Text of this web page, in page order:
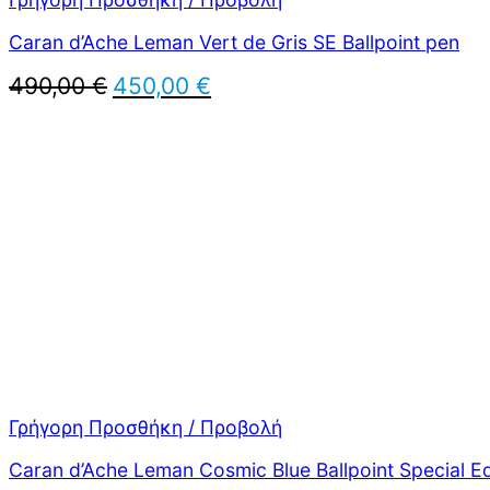
Caran d’Ache Leman Vert de Gris SE Ballpoint pen
490,00€ Original
price
450,00 €
τρέχουσα
Γρήγορη Προσθήκη / Προβολή
Caran d’Ache Leman Cosmic Blue Ballpoint Special